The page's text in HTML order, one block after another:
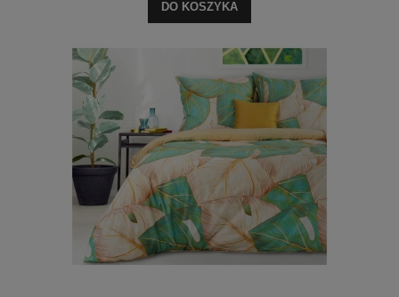
DO KOSZYKA